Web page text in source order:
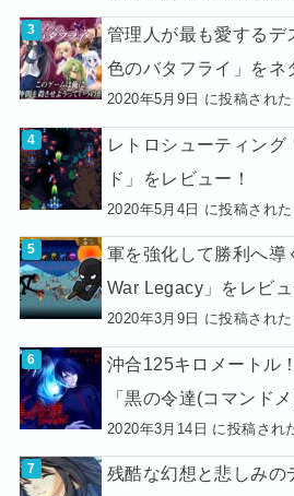
管理人が最も愛するデ
色のバタフライ」をネ
2020年5月9日 に投稿された
レトロシューティング
ド」をレビュー！
2020年5月4日 に投稿された
軍を強化して勝利へ
War Legacy」をレビュ
2020年3月9日 に投稿された
沖合125キロメートル
「黒の令達(コマンド
2020年3月14日 に投稿され
残酷な幻想と悲しみの